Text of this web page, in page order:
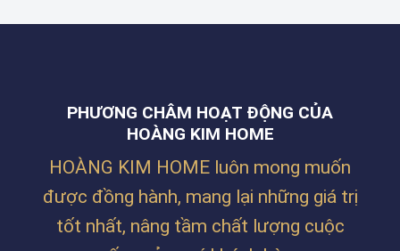
PHƯỚC
MAX
RÈM
SIÊU
ẤM
CÚNG
CỦA
CHỊ
TẠI
BÁ
PHƯƠNG CHÂM HOẠT ĐỘNG CỦA
HOÀNG KIM HOME
HOÀNG KIM HOME luôn mong muốn
được đồng hành, mang lại những giá trị
tốt nhất, nâng tầm chất lượng cuộc